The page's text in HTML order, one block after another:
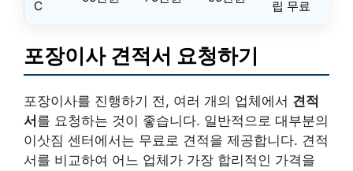
C
립 무료
포장이사 견적서 요청하기
포장이사를 진행하기 전, 여러 개의 업체에서 견적
서 를 요청하는 것이 좋습니다. 일반적으로 대부분의
이삿짐 센터에서는 무료로 견적을 제공합니다. 견적
서를 비교하여 어느 업체가 가장 합리적인 가격을